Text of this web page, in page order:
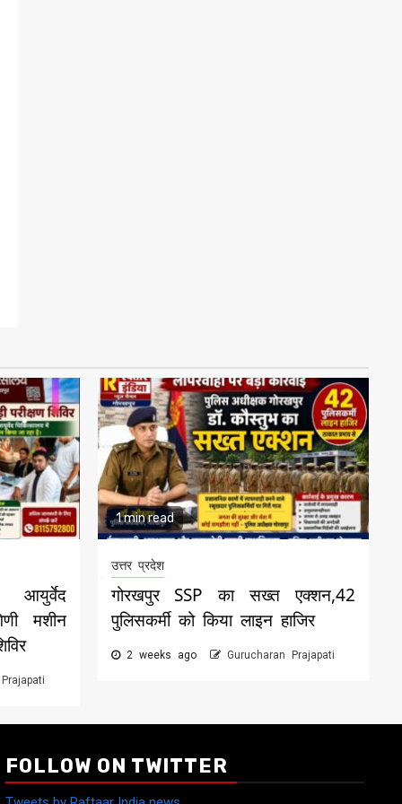
मशीन
1 min read
उत्तर प्रदेश
गोरखपुर SSP का सख्त एक्शन,42
पुलिसकर्मी को किया लाइन हाजिर
2 weeks ago Gurucharan Prajapati
FOLLOW ON TWITTER